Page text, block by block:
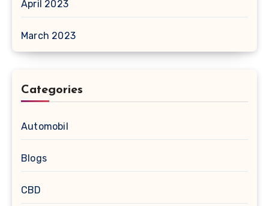
April 2023
March 2023
Categories
Automobil
Blogs
CBD